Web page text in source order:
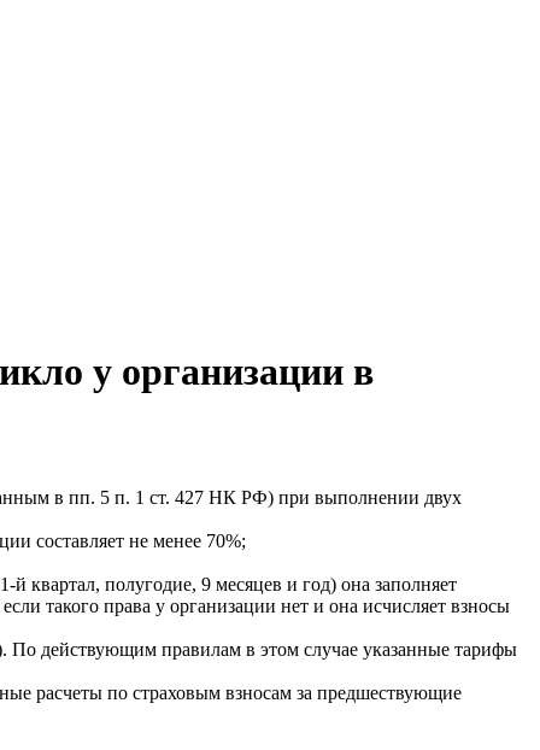
у организации в
в пп. 5 п. 1 ст. 427 НК РФ) при выполнении двух
составляет не менее 70%;
квартал, полугодие, 9 месяцев и год) она заполняет
такого права у организации нет и она исчисляет взносы
По действующим правилам в этом случае указанные тарифы
расчеты по страховым взносам за предшествующие